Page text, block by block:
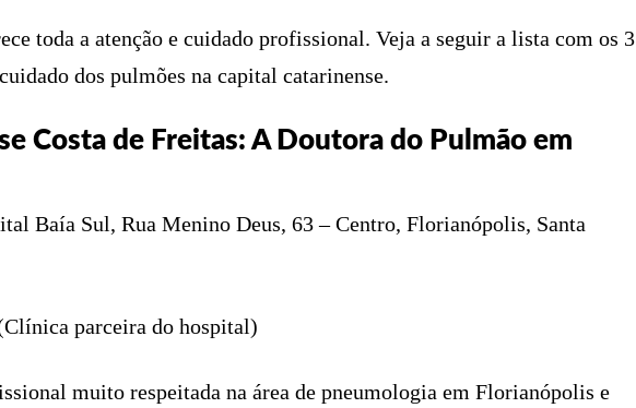
toda a atenção e cuidado profissional. Veja a seguir a lista com os 3
dos pulmões na capital catarinense.
Costa de Freitas: A Doutora do Pulmão em
Baía Sul, Rua Menino Deus, 63 – Centro, Florianópolis, Santa
parceira do hospital)
muito respeitada na área de pneumologia em Florianópolis e